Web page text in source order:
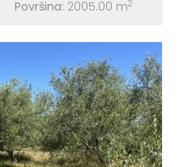
Površina: 2005.00 m2